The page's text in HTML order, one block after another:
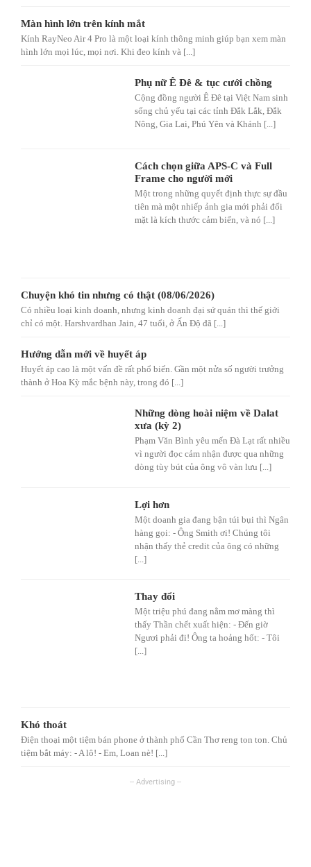
Màn hình lớn trên kính mắt
Kính RayNeo Air 4 Pro là một loại kính thông minh giúp bạn xem màn
hình lớn mọi lúc, mọi nơi. Khi đeo kính và [...]
Phụ nữ Ê Đê & tục cưới chồng
Cộng đồng người Ê Đê tại Việt Nam sinh
sống chủ yếu tại các tỉnh Đắk Lắk, Đắk
Nông, Gia Lai, Phú Yên và Khánh [...]
Cách chọn giữa APS-C và Full
Frame cho người mới
Một trong những quyết định thực sự đầu
tiên mà một nhiếp ảnh gia mới phải đối
mặt là kích thước cảm biến, và nó [...]
Chuyện khó tin nhưng có thật (08/06/2026)
Có nhiều loại kinh doanh, nhưng kinh doanh đại sứ quán thì thế giới
chỉ có một. Harshvardhan Jain, 47 tuổi, ở Ấn Độ đã [...]
Hướng dẫn mới về huyết áp
Huyết áp cao là một vấn đề rất phổ biến. Gần một nửa số người trưởng
thành ở Hoa Kỳ mắc bệnh này, trong đó [...]
Những dòng hoài niệm về Dalat
xưa (kỳ 2)
Phạm Văn Bình yêu mến Đà Lạt rất nhiều
vì người đọc cảm nhận được qua những
dòng tùy bút của ông vô vàn lưu [...]
Lợi hơn
Một doanh gia đang bận túi bụi thì Ngân
hàng gọi: - Ông Smith ơi! Chúng tôi
nhận thấy thẻ credit của ông có những
[...]
Thay đổi
Một triệu phú đang nằm mơ màng thì
thấy Thần chết xuất hiện: - Đến giờ
Ngươi phải đi! Ông ta hoảng hốt: - Tôi
[...]
Khó thoát
Điện thoại một tiệm bán phone ở thành phố Cần Thơ reng ton ton. Chủ
tiệm bắt máy: - A lô! - Em, Loan nè! [...]